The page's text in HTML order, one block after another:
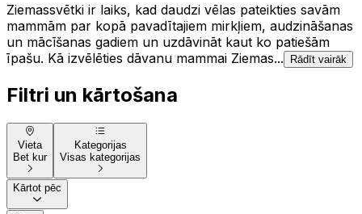
Ziemassvētki ir laiks, kad daudzi vēlas pateikties savām
mammām par kopā pavadītajiem mirkļiem, audzināšanas
un mācīšanas gadiem un uzdāvināt kaut ko patiešām
īpašu. Kā izvēlēties dāvanu mammai Ziemas...
Rādīt vairāk
Filtri un kārtošana
Vieta
Bet kur
Kategorijas
Visas kategorijas
Kārtot pēc